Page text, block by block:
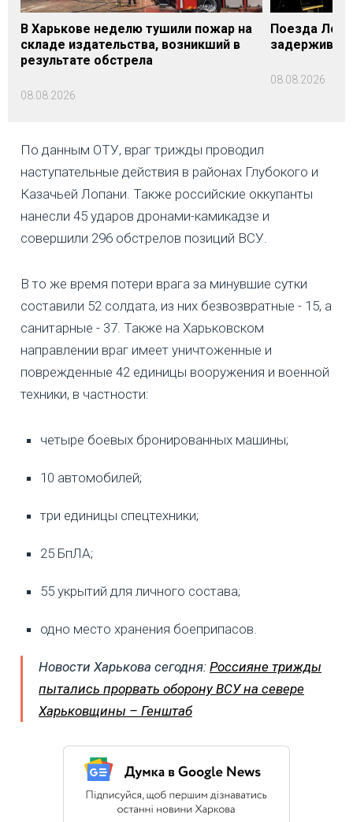
В Харькове неделю тушили пожар на
складе издательства, возникший в
результате обстрела
08.08.2026
Поезда
08.08.2026
По данным ОТУ, враг трижды проводил
наступательные действия в районах Глубокого и
Казачьей Лопани. Также российские оккупанты
нанесли 45 ударов дронами-камикадзе и
совершили 296 обстрелов позиций ВСУ.
В то же время потери врага за минувшие сутки
составили 52 солдата, из них безвозвратные - 15, а
санитарные - 37. Также на Харьковском
направлении враг имеет уничтоженные и
поврежденные 42 единицы вооружения и военной
техники, в частности:
четыре боевых бронированных машины;
10 автомобилей;
три единицы спецтехники;
25 БпЛА;
55 укрытий для личного состава;
одно место хранения боеприпасов.
Новости Харькова сегодня: Россияне трижды
пытались прорвать оборону ВСУ на севере
Харьковщины – Генштаб